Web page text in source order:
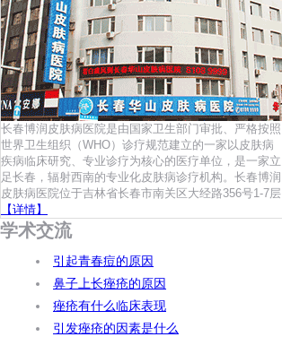
长春博润皮肤病医院是由国家卫生部门审批、严格按照
世界卫生组织（WHO）诊疗规范建立的一家以皮肤病
疾病临床研究、专业诊疗为核心的医疗单位，是一家立
足长春，辐射西南的专业化皮肤病诊疗机构。长春博润
皮肤病医院位于吉林省长春市南关区大经路356号1-7层
【详情】
学术交流
引起青春痘的原因
鼻子上长痤疮的原因
痤疮有什么临床表现
引发痤疮的因素是什么